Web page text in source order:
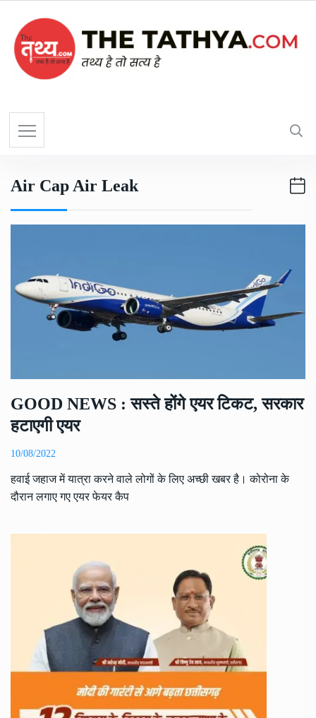
Air Cap Air Leak
GOOD NEWS : सस्ते होंगे एयर टिकट, सरकार
हटाएगी एयर
10/08/2022
हवाई जहाज में यात्रा करने वाले लोगों के लिए अच्छी खबर है। कोरोना के
दौरान लगाए गए एयर फेयर कैप